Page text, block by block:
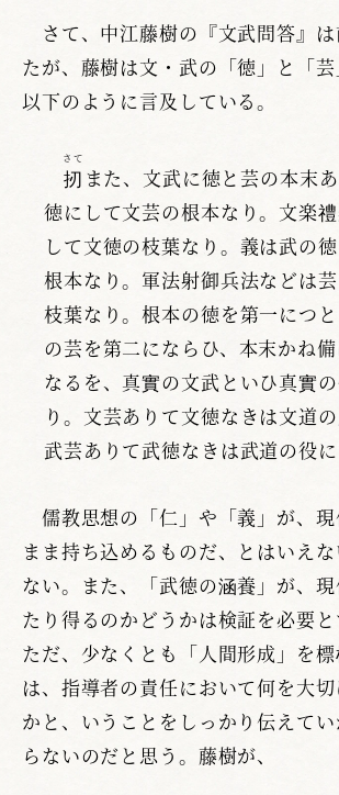
さて、中江藤樹の『文武問答』は
たが、藤樹は文・武の「徳」と「芸
以下のように言及している。
扨
さて
また、文武に徳と芸の本末
徳にして文芸の根本なり。文楽
して文徳の枝葉なり。義は武の
根本なり。軍法射御兵法などは
枝葉なり。根本の徳を第一につ
の芸を第二にならひ、本末かね
なるを、真實の文武といひ真實
り。文芸ありて文徳なきは文道の
武芸ありて武徳なきは武道の役に
儒教思想の「仁」や「義」が、
まま持ち込めるものだ、とはいえ
ない。また、「武徳の涵養」が、
たり得るのかどうかは検証を必要と
ただ、少なくとも「人間形成」を
は、指導者の責任において何を大
かと、いうことをしっかり伝えて
らないのだと思う。藤樹が、